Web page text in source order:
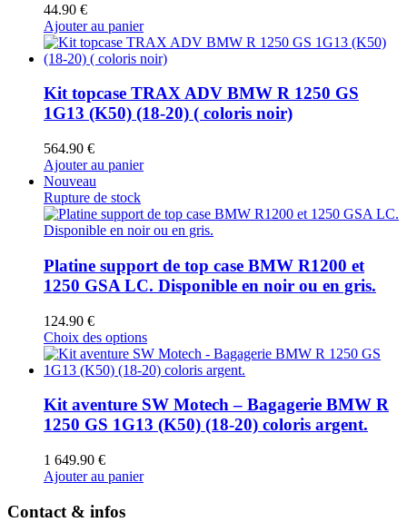
44.90 €
Ajouter au panier
Kit topcase TRAX ADV BMW R 1250 GS
1G13 (K50) (18-20) ( coloris noir)
564.90 €
Ajouter au panier
Nouveau
Rupture de stock
Platine support de top case BMW R1200 et
1250 GSA LC. Disponible en noir ou en gris.
124.90 €
Choix des optionsCe
produit
a
variations.
Les
options
Kit aventure SW Motech – Bagagerie BMW R
1250 GS 1G13 (K50) (18-20) coloris argent.
1 649.90 €
Ajouter au panier
Contact & infos